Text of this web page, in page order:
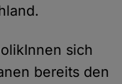
sich
bereits den